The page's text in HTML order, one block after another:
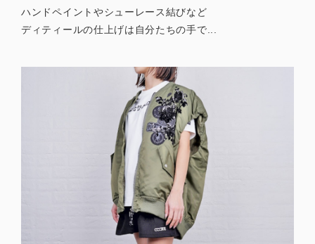
ハンドペイントやシューレース結びなど
ディティールの仕上げは自分たちの手で...